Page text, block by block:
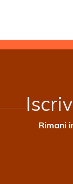
Rimani